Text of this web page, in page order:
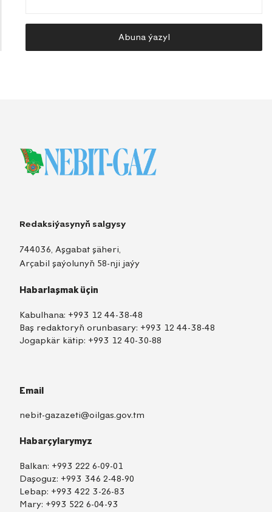
Abuna ýazyl
Redaksiýasynyň salgysy
744036, Aşgabat şäheri,
Arçabil şaýolunyň 58-nji jaýy
Habarlaşmak üçin
Kabulhana: +993 12 44-38-48
Baş redaktoryň orunbasary: +993 12 44-38-48
Jogapkär kätip: +993 12 40-30-88
Email
nebit-gazazeti@oilgas.gov.tm
Habarçylarymyz
Balkan: +993 222 6-09-01
Daşoguz: +993 346 2-48-90
Lebap: +993 422 3-26-83
Mary: +993 522 6-04-93